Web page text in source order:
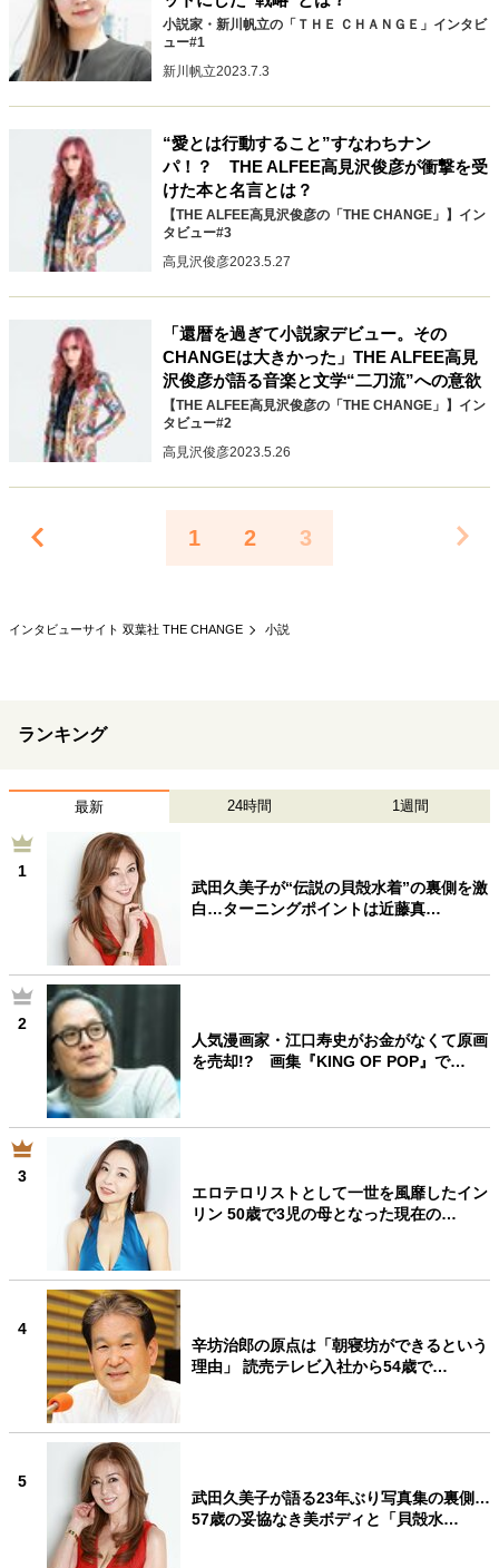
小説家・新川帆立の「ＴＨＥ ＣＨＡＮＧＥ」インタビ
ュー#1
新川帆立2023.7.3
“愛とは行動すること”すなわちナン
パ！？ THE ALFEE高見沢俊彦が衝撃を受
けた本と名言とは？
【THE ALFEE高見沢俊彦の「THE CHANGE」】イン
タビュー#3
高見沢俊彦2023.5.27
「還暦を過ぎて小説家デビュー。その
CHANGEは大きかった」THE ALFEE高見
沢俊彦が語る音楽と文学“二刀流”への意欲
【THE ALFEE高見沢俊彦の「THE CHANGE」】イン
タビュー#2
高見沢俊彦2023.5.26
1 2 3
インタビューサイト 双葉社 THE CHANGE 小説
ランキング
最新 24時間 1週間
1
武田久美子が“伝説の貝殻水着”の裏側を激
白…ターニングポイントは近藤真…
2
人気漫画家・江口寿史がお金がなくて原画
を売却!? 画集『KING OF POP』で…
3
エロテロリストとして一世を風靡したイン
リン 50歳で3児の母となった現在の…
4
辛坊治郎の原点は「朝寝坊ができるという
理由」 読売テレビ入社から54歳で…
5
武田久美子が語る23年ぶり写真集の裏側…
57歳の妥協なき美ボディと「貝殻水…